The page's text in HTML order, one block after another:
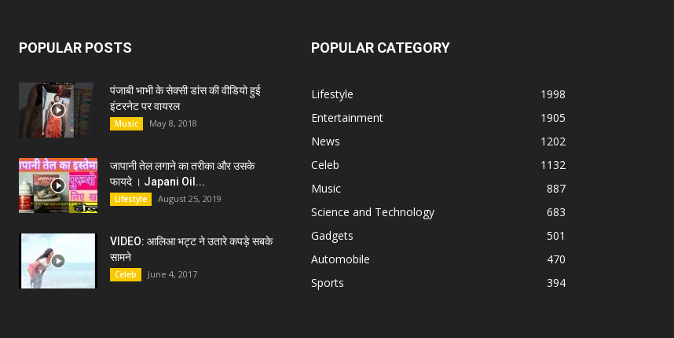
POPULAR POSTS
पंजाबी भाभी के सेक्सी डांस की वीडियो हुई
इंटरनेट पर वायरल
Music May 8, 2018
जापानी तेल लगाने का तरीका और उसके
फायदे । Japani Oil...
Lifestyle August 25, 2019
VIDEO: आलिआ भट्ट ने उतारे कपड़े सबके
सामने
Celeb June 4, 2017
POPULAR CATEGORY
Lifestyle
1998
Entertainment
1905
News
1202
Celeb
1132
Music
887
Science and Technology
683
Gadgets
501
Automobile
470
Sports
394